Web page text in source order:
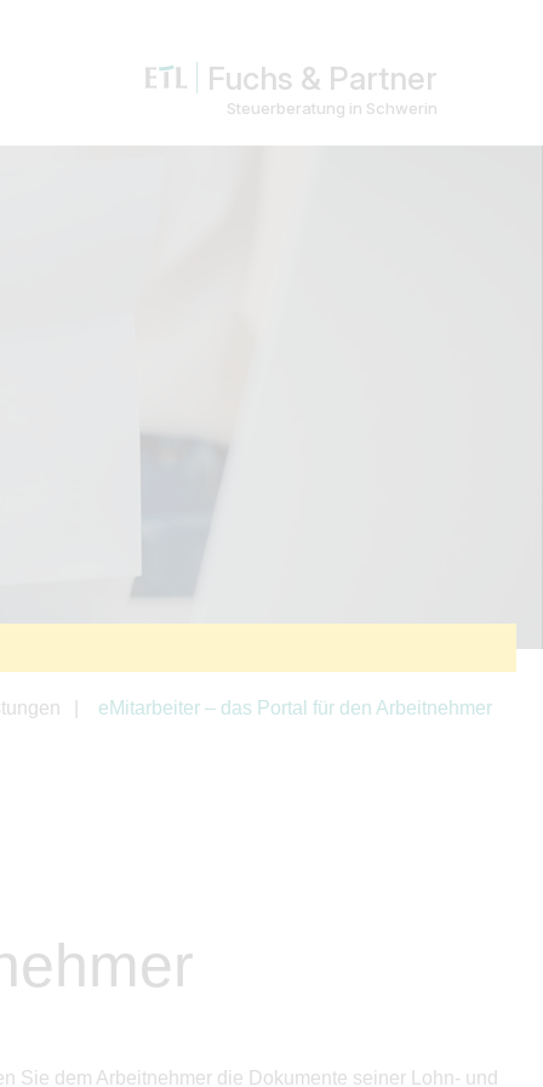
Fuchs & Partner
Steuerberatung in Schwerin
eMitarbeiter – das Portal für den Arbeitnehmer
Sie dem Arbeitnehmer die Dokumente seiner Lohn- und